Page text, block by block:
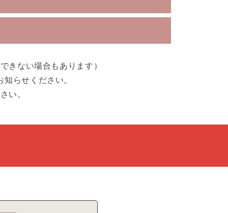
きない場合もあります）
らせください。
い。